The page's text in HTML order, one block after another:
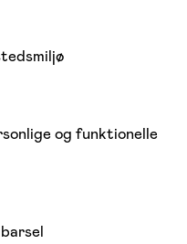
og funktionelle